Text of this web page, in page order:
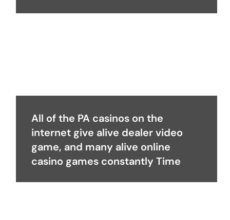
All of the PA casinos on the
internet give alive dealer video
game, and many alive online
casino games constantly Time